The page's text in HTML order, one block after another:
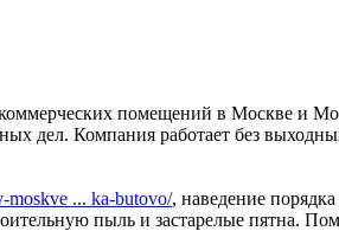
помещений в Москве и
дел. Компания работает без
moskve ... ka-butovo/, наведение
пыль и застарелые пятна.